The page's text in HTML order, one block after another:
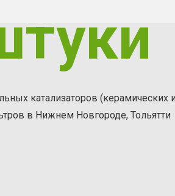
катализаторов (керамических и
в Нижнем Новгороде, Тольятти